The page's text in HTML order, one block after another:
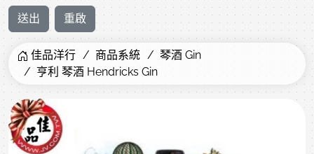
送出 重啟
佳品洋行 商品系統
琴酒 Gin
亨利 琴酒 Hendricks Gin